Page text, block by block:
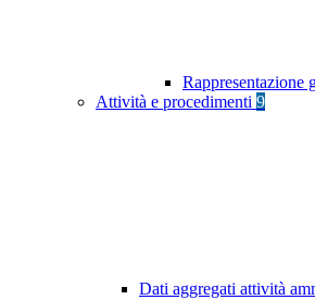
Rappresentazione
Attività e procedimenti 9
Dati aggregati attività